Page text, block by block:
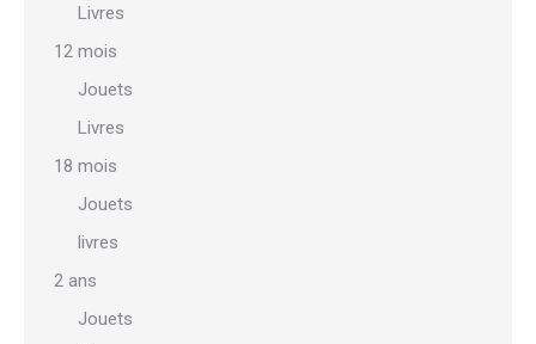
Livres
12 mois
Jouets
Livres
18 mois
Jouets
livres
2 ans
Jouets